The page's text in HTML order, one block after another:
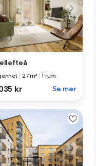
27 m² 1 rum
kr Se mer